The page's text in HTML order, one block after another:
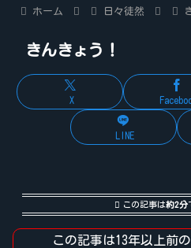
ホーム 日々徒然
きんきょう！
X
LINE
この記事は約2分
この記事は13年以上前の